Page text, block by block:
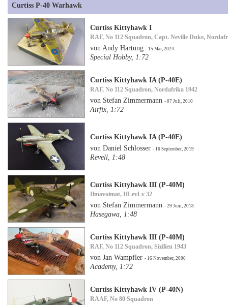
Curtiss P-40 Warhawk
Curtiss Kittyhawk I
RAF, No 112 Squadron, Capt. Neville Duke,
von Andy Hartung- 15 Mai, 2024
Special Hobby, 1:72
Curtiss Kittyhawk IA (P-40E)
RAF, No 112 Squadron, Nordafrika 1942
von Stefan Zimmermann- 07 Juli, 2010
Airfix, 1:72
Curtiss Kittyhawk IA (P-40E)
von Daniel Schlosser- 16 September, 2019
Revell, 1:48
Curtiss Kittyhawk III (P-40M)
Ilmavoimat, HLevLv 32
von Stefan Zimmermann- 29 Juni, 2018
Hasegawa, 1:48
Curtiss Kittyhawk III (P-40M)
RAF, No 112 Squadron, Sizilien 1943
von Jan Wampfler- 16 November, 2006
Academy, 1:72
Curtiss Kittyhawk IV (P-40N)
RAAF, No 80 Squadron